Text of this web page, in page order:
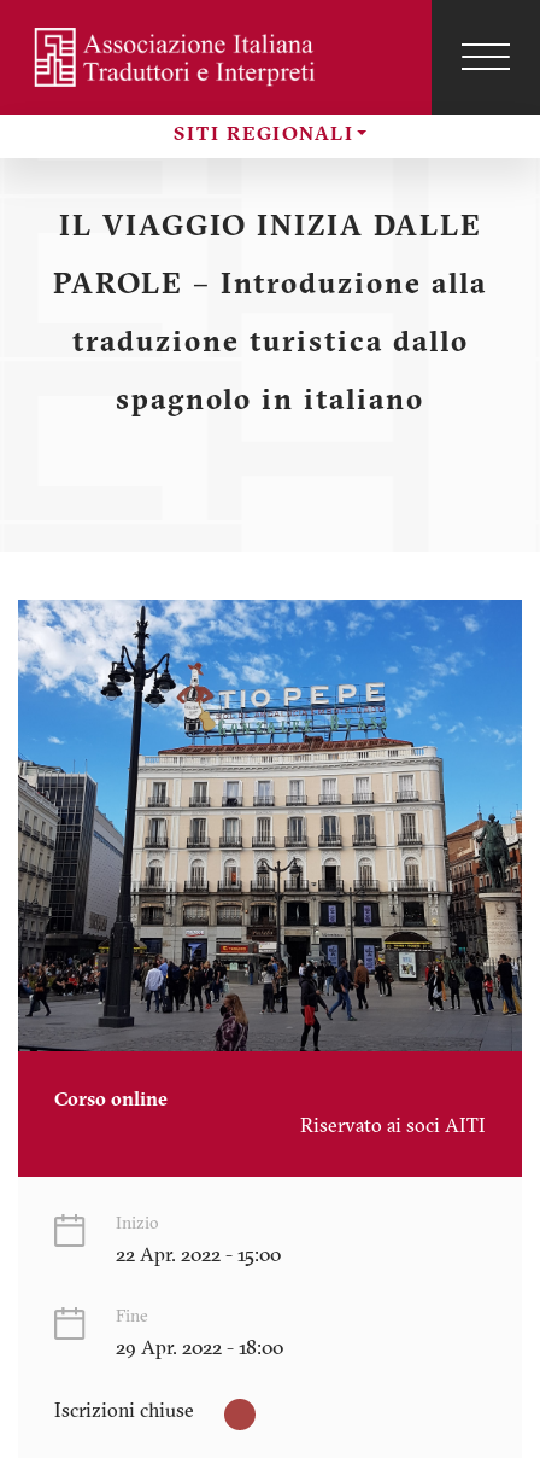
contenuto
principale
SITI REGIONALI
Menu
profilo
utente
IL VIAGGIO INIZIA DALLE
PAROLE – Introduzione alla
traduzione turistica dallo
spagnolo in italiano
Corso online
Riservato ai soci AITI
Inizio
22 Apr. 2022 - 15:00
Fine
29 Apr. 2022 - 18:00
Iscrizioni chiuse